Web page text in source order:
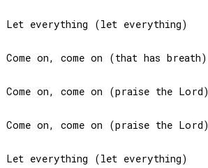
Let everything (let everything)
Come on, come on (that has breath)
Come on, come on (praise the Lord)
Come on, come on (praise the Lord)
Let everything (let everything)